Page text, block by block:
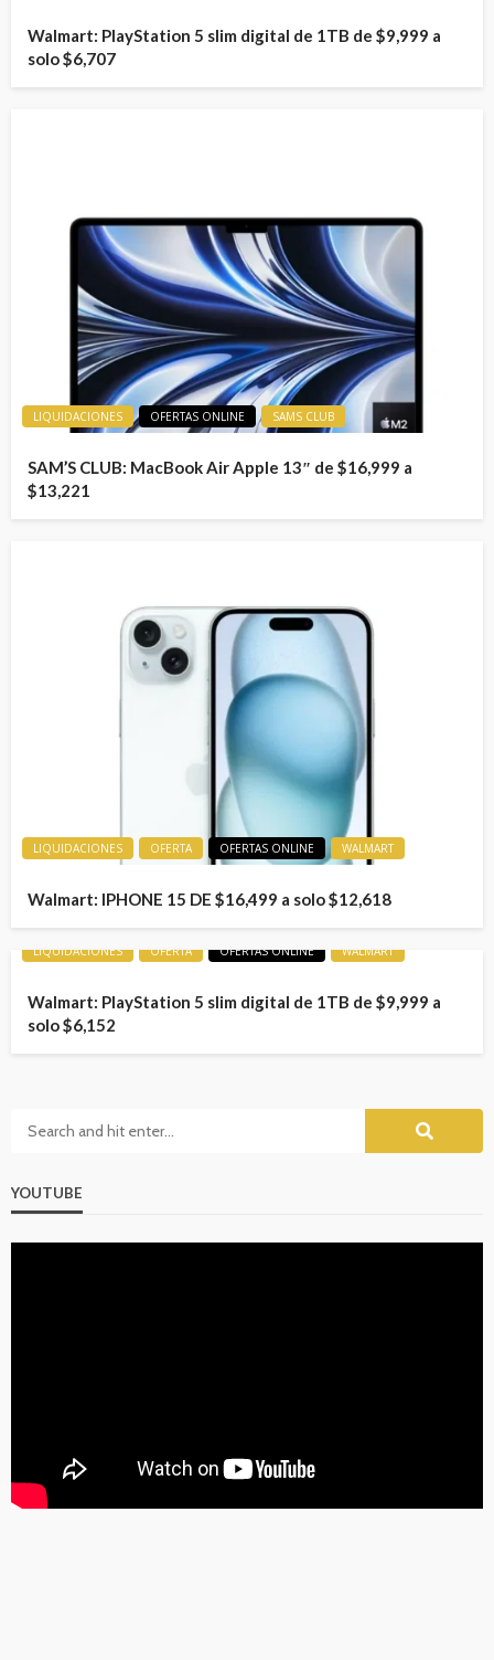
Walmart: PlayStation 5 slim digital de 1TB de $9,999 a
solo $6,707
LIQUIDACIONES OFERTAS ONLINE SAMS CLUB
SAM’S CLUB: MacBook Air Apple 13″ de $16,999 a
$13,221
LIQUIDACIONES OFERTA OFERTAS ONLINE WALMART
Walmart: IPHONE 15 DE $16,499 a solo $12,618
LIQUIDACIONES OFERTA OFERTAS ONLINE WALMART
Walmart: PlayStation 5 slim digital de 1TB de $9,999 a
solo $6,152
YOUTUBE